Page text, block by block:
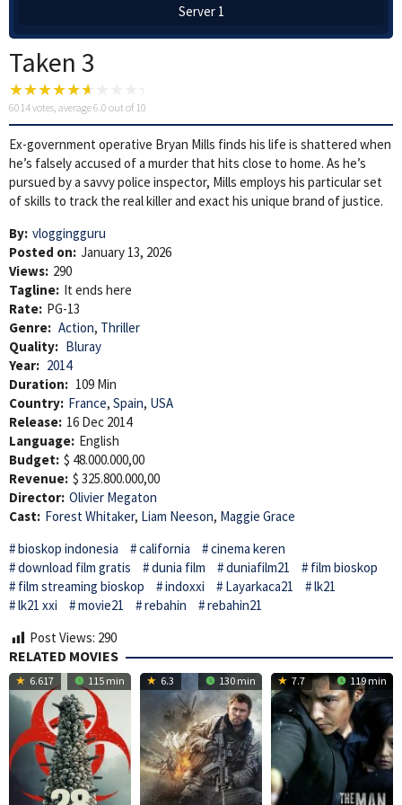
Server 1
Taken 3
6014votes, average6.0 out of 10
Ex-government operative Bryan Mills finds his life is shattered when
he’s falsely accused of a murder that hits close to home. As he’s
pursued by a savvy police inspector, Mills employs his particular set
of skills to track the real killer and exact his unique brand of justice.
By: vloggingguru
Posted on: January 13, 2026
Views: 290
Tagline: It ends here
Rate: PG-13
Genre: Action, Thriller
Quality: Bluray
Year: 2014
Duration: 109 Min
Country: France, Spain, USA
Release: 16 Dec 2014
Language: English
Budget: $ 48.000.000,00
Revenue: $ 325.800.000,00
Director: Olivier Megaton
Cast: Forest Whitaker, Liam Neeson, Maggie Grace
bioskop indonesia
california
cinema keren
download film gratis
dunia film duniafilm21
film bioskop
film streaming bioskop
indoxxi Layarkaca21
lk21
lk21 xxi
movie21 rebahin
rebahin21
Post Views: 290
RELATED MOVIES
6.617 115 min 6.3 130 min 7.7 119 min